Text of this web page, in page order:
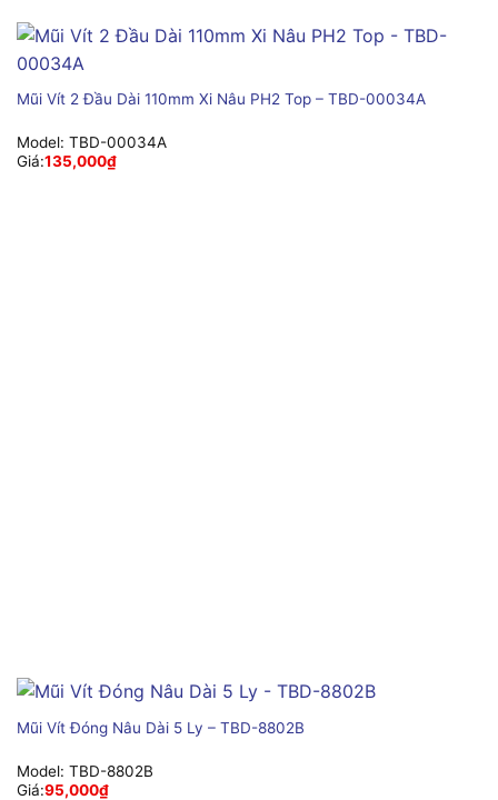
Mũi Vít 2 Đầu Dài 110mm Xi Nâu PH2 Top – TBD-00034A
Model: TBD-00034A
Giá:135,000₫
Mũi Vít Đóng Nâu Dài 5 Ly – TBD-8802B
Model: TBD-8802B
Giá:95,000₫